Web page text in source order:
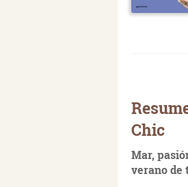
Chic
Mar,
verano de